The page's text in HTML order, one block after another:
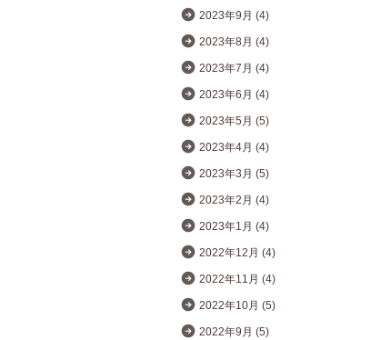
2023年9月 (4)
2023年8月 (4)
2023年7月 (4)
2023年6月 (4)
2023年5月 (5)
2023年4月 (4)
2023年3月 (5)
2023年2月 (4)
2023年1月 (4)
2022年12月 (4)
2022年11月 (4)
2022年10月 (5)
2022年9月 (5)